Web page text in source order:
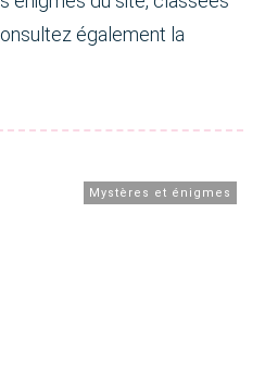
également la
Mystères et énigmes